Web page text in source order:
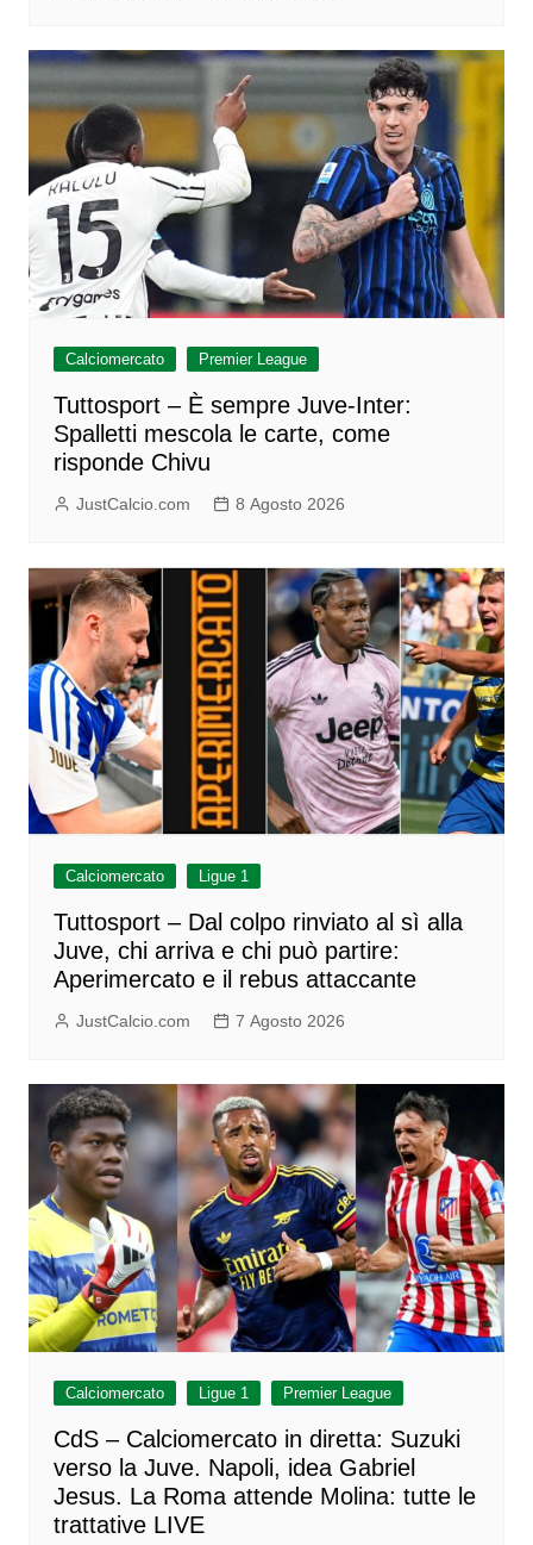
Calciomercato Premier League
Tuttosport – È sempre Juve-Inter:
Spalletti mescola le carte, come
risponde Chivu
JustCalcio.com 8 Agosto 2026
Calciomercato Ligue 1
Tuttosport – Dal colpo rinviato al sì alla
Juve, chi arriva e chi può partire:
Aperimercato e il rebus attaccante
JustCalcio.com 7 Agosto 2026
Calciomercato Ligue 1 Premier League
CdS – Calciomercato in diretta: Suzuki
verso la Juve. Napoli, idea Gabriel
Jesus. La Roma attende Molina: tutte le
trattative LIVE